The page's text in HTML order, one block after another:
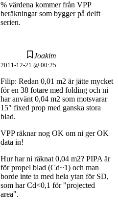
% värdena kommer från VPP
beräkningar som bygger på delft
serien.
Joakim
2011-12-21 @ 00:25
Filip: Redan 0,01 m2 är jätte mycket
för en 38 fotare med folding och ni
har använt 0,04 m2 som motsvarar
15″ fixed prop med ganska stora
blad.
VPP räknar nog OK om ni ger OK
data in!
Hur har ni räknat 0,04 m2? PIPA är
för propel blad (Cd~1) och man
borde inte ta med hela ytan för SD,
som har Cd<0,1 för "projected
area".